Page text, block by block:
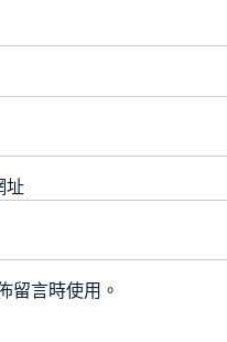
址
留言時使用。